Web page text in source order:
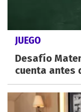
JUEGO
Desafío
cuenta antes